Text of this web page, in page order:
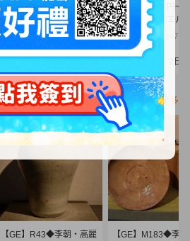
09/A367★ワンピース
Grandista -
MARSHALL.D.TEACH-
マーシャル・D・ティー
チ★黒ひげ★フィギュア
★バンプレスト★プライ
ズ★未開封品
630円NT136
07w42397★1円~
ース 一番くじ エル
GIANT BASH!! vol.1
ギュア 6体 セット
プ/ルフィ/ドリー 未
9,000円NT1,947
2日
看更多
【GE】R43◆李朝・高麗
【GE】M183◆李